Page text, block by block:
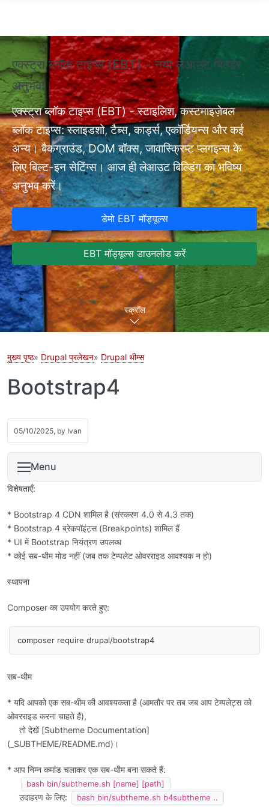
एक्स्ट्रा ब्लॉक टाइप्स (EBT) - नया लेआउट बिल्डर
अनुभव❗
एक्स्ट्रा ब्लॉक टाइप्स (EBT) - स्टाइलिश, कस्टमाइज़ेबल
ब्लॉक टाइप्स: स्लाइडशो, टैब्स, कार्ड्स, एकॉर्डियन्स और कई
अन्य। बैकग्राउंड, DOM बॉक्स, जावास्क्रिप्ट प्लगइन्स के
लिए बिल्ट-इन सेटिंग्स। आज ही लेआउट बिल्डिंग का भविष्य
अनुभव करें।
डेमो EBT मॉड्यूल्स
EBT मॉड्यूल्स डाउनलोड करें
स्क्रॉल
मुख्य पृष्ठ Drupal प्रलेखन Drupal थीम्स
Bootstrap4
05/10/2025, by Ivan
Menu
विशेषताएँ:
* Bootstrap 4 CDN शामिल है (संस्करण 4.0 से 4.3 तक)
* Bootstrap 4 ब्रेकपॉइंट्स (Breakpoints) शामिल हैं
* UI में Bootstrap नियंत्रण उपलब्ध
* कोई सब-थीम मोड नहीं (जब तक टेम्पलेट ओवरराइड आवश्यक न हो)
स्थापना
Composer का उपयोग करते हुए:
composer require drupal/bootstrap4
सब-थीम
* यदि आपको एक सब-थीम की आवश्यकता है (आमतौर पर तब जब आप टेम्पलेट्स को
ओवरराइड करना चाहते हैं),
तो देखें [Subtheme Documentation]
(_SUBTHEME/README.md)।
* आप निम्न कमांड चलाकर एक सब-थीम बना सकते हैं:
bash bin/subtheme.sh [name] [path]
उदाहरण के लिए: bash bin/subtheme.sh b4subtheme ..